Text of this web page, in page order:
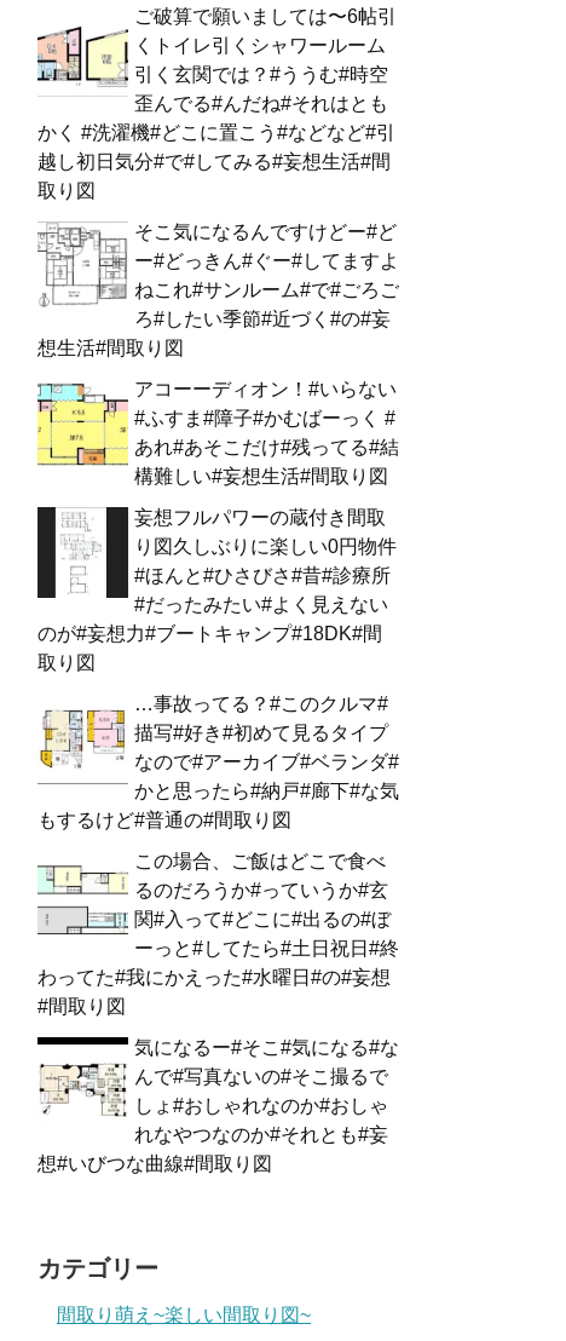
ご破算で願いましては〜6帖引
くトイレ引くシャワールーム
引く玄関では？#ううむ#時空
歪んでる#んだね#それはとも
かく #洗濯機#どこに置こう#などなど#引
越し初日気分#で#してみる#妄想生活#間
取り図
そこ気になるんですけどー#ど
ー#どっきん#ぐー#してますよ
ねこれ#サンルーム#で#ごろご
ろ#したい季節#近づく#の#妄
想生活#間取り図
アコーーディオン！#いらない
#ふすま#障子#かむばーっく #
あれ#あそこだけ#残ってる#結
構難しい#妄想生活#間取り図
妄想フルパワーの蔵付き間取
り図久しぶりに楽しい0円物件
#ほんと#ひさびさ#昔#診療所
#だったみたい#よく見えない
のが#妄想力#ブートキャンプ#18DK#間
取り図
…事故ってる？#このクルマ#
描写#好き#初めて見るタイプ
なので#アーカイブ#ベランダ#
かと思ったら#納戸#廊下#な気
もするけど#普通の#間取り図
この場合、ご飯はどこで食べ
るのだろうか#っていうか#玄
関#入って#どこに#出るの#ぼ
ーっと#してたら#土日祝日#終
わってた#我にかえった#水曜日#の#妄想
#間取り図
気になるー#そこ#気になる#な
んで#写真ないの#そこ撮るで
しょ#おしゃれなのか#おしゃ
れなやつなのか#それとも#妄
想#いびつな曲線#間取り図
カテゴリー
間取り萌え~楽しい間取り図~